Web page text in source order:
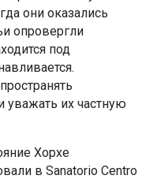
они оказались
опровергли
под
их частную
Хорхе
в Sanatorio Centro